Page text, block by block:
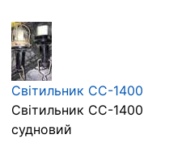
Світильник СС-1400
Світильник СС-1400
судновий